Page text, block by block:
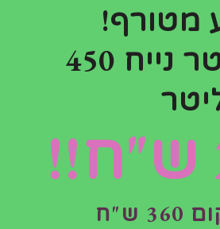
מטורף!
קומפוסטר נייח 450
ש"ח